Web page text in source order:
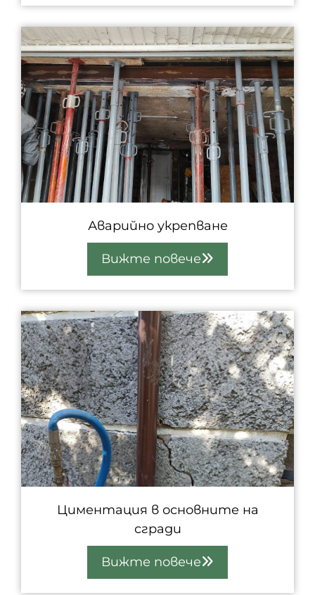
Аварийно укрепване
Вижте повече
Циментация в основните на
сгради
Вижте повече